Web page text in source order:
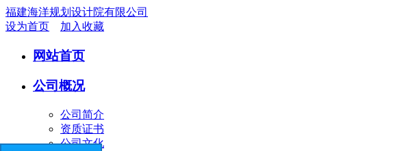
福建海洋规划设计院有限公司
设为首页
加入收藏
网站首页
公司概况
公司简介
资质证书
公司文化